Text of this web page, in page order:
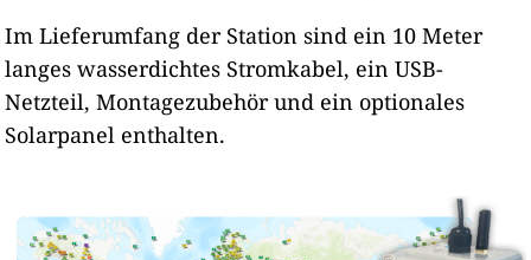
Im Lieferumfang der Station sind ein 10 Meter
langes wasserdichtes Stromkabel, ein USB-
Netzteil, Montagezubehör und ein optionales
Solarpanel enthalten.